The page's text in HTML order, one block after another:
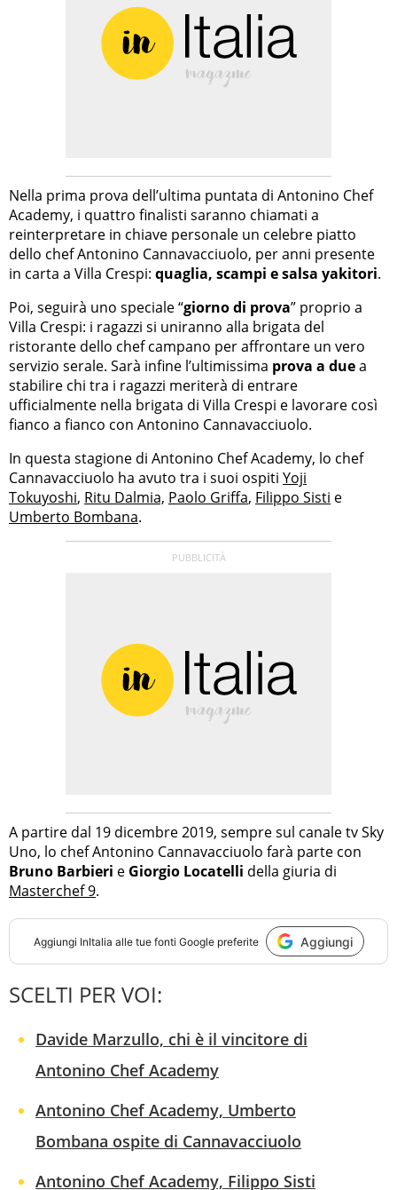
Nella prima prova dell’ultima puntata di Antonino Chef
Academy, i quattro finalisti saranno chiamati a
reinterpretare in chiave personale un celebre piatto
dello chef Antonino Cannavacciuolo, per anni presente
in carta a Villa Crespi: quaglia, scampi e salsa yakitori.
Poi, seguirà uno speciale “giorno di prova” proprio a
Villa Crespi: i ragazzi si uniranno alla brigata del
ristorante dello chef campano per affrontare un vero
servizio serale. Sarà infine l’ultimissima prova a duea
stabilire chi tra i ragazzi meriterà di entrare
ufficialmente nella brigata di Villa Crespi e lavorare così
fianco a fianco con Antonino Cannavacciuolo.
In questa stagione di Antonino Chef Academy, lo chef
Cannavacciuolo ha avuto tra i suoi ospiti Yoji
Tokuyoshi, Ritu Dalmia, Paolo Griffa, Filippo Sisti e
Umberto Bombana.
A partire dal 19 dicembre 2019, sempre sul canale tv Sky
Uno, lo chef Antonino Cannavacciuolo farà parte con
Bruno Barbieri e Giorgio Locatelli della giuria di
Masterchef 9.
Aggiungi InItalia alle tue fonti Google preferite Aggiungi
SCELTI PER VOI:
Davide Marzullo, chi è il vincitore di
Antonino Chef Academy
Antonino Chef Academy, Umberto
Bombana ospite di Cannavacciuolo
Antonino Chef Academy, Filippo Sisti